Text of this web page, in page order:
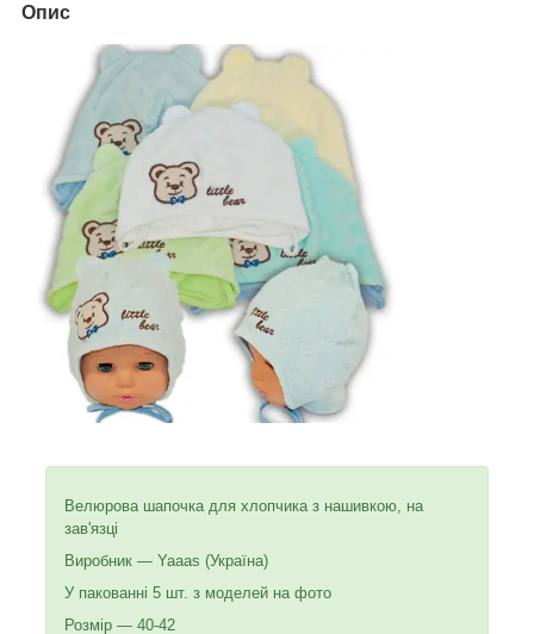
Опис
Велюрова шапочка для хлопчика з нашивкою, на
зав'язці
Виробник — Yaaas (Україна)
У пакованні 5 шт. з моделей на фото
Розмір — 40-42